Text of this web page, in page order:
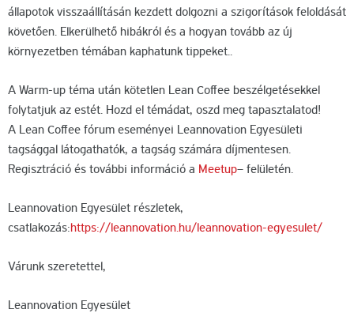
állapotok visszaállításán kezdett dolgozni a szigorítások feloldását
követően. Elkerülhető hibákról és a hogyan tovább az új
környezetben témában kaphatunk tippeket..
A Warm-up téma után kötetlen Lean Coffee beszélgetésekkel
folytatjuk az estét. Hozd el témádat, oszd meg tapasztalatod!
A Lean Coffee fórum eseményei Leannovation Egyesületi
tagsággal látogathatók, a tagság számára díjmentesen.
Regisztráció és további információ a Meetup– felületén.
Leannovation Egyesület részletek,
csatlakozás:https://leannovation.hu/leannovation-egyesulet/
Várunk szeretettel,
Leannovation Egyesület